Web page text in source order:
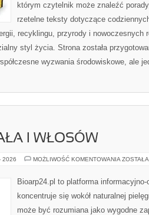
którym czytelnik może znaleźć
rzetelne teksty dotyczące
recyklingu, przyrody i nowoczesnych
styl życia. Strona została
wyzwania środowiskowe, ale
I WŁOSÓW
2026 MOŻLIWOŚĆ KOMENTOWANIA
WŁOSÓW
Bioarp24.pl to platforma
koncentruje się wokół naturalnej
może być rozumiana jako wygodne